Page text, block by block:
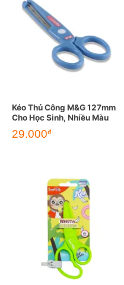
Kéo Thủ Công M&G 127mm
Cho Học Sinh, Nhiều Màu
29.000đ